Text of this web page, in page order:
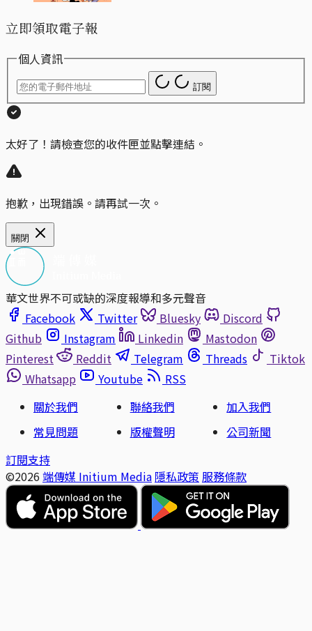
立即領取電子報
個人資訊
訂閱
太好了！請檢查您的收件匣並點擊連結。
抱歉，出現錯誤。請再試一次。
關閉
華文世界不可或缺的深度報導和多元聲音
Facebook
Twitter Bluesky
Discord
Github
Instagram Linkedin
Mastodon
Pinterest
Reddit Telegram Threads
Tiktok
Whatsapp
Youtube
RSS
關於我們
聯絡我們
加入我們
常見問題
版權聲明
公司新聞
訂閱支持
©2026 端傳媒 Initium Media 隱私政策 服務條款